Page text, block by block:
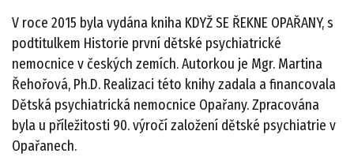
V roce 2015 byla vydána kniha KDYŽ SE ŘEKNE OPAŘANY, s
podtitulkem Historie první dětské psychiatrické
nemocnice v českých zemích. Autorkou je Mgr. Martina
Řehořová, Ph.D. Realizaci této knihy zadala a financovala
Dětská psychiatrická nemocnice Opařany. Zpracována
byla u příležitosti 90. výročí založení dětské psychiatrie v
Opařanech.